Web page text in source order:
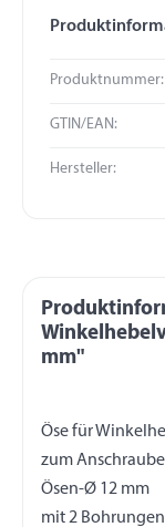
Produktnummer:
GTIN/EAN:
Hersteller:
mm"
Öse für
zum
Ösen-Ø 12 mm
mit 2